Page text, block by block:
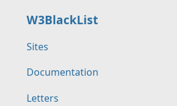
W3BlackList
Sites
Documentation
Letters